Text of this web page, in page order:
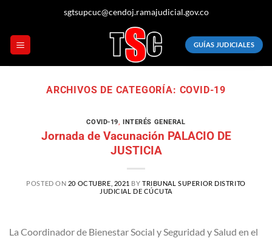
contenido
sgtsupcuc@cendoj.ramajudicial.gov.co
GUÍAS JUDICIALES
ARCHIVOS DE CATEGORÍA: COVID-19
COVID-19,INTERÉS GENERAL
Jornada de Vacunación PALACIO DE
JUSTICIA
POSTED ON 20 OCTUBRE, 2021 BYTRIBUNAL SUPERIOR DISTRITO
JUDICIAL DE CÚCUTA
La Coordinador de Bienestar Social y Seguridad y Salud en el